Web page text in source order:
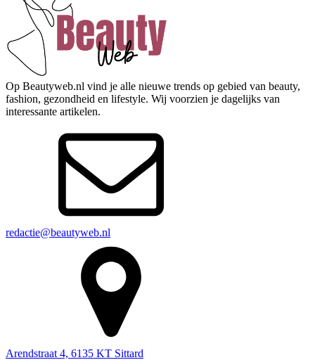
Op Beautyweb.nl vind je alle nieuwe trends op gebied van beauty,
fashion, gezondheid en lifestyle. Wij voorzien je dagelijks van
interessante artikelen.
redactie@beautyweb.nl
Arendstraat 4, 6135 KT Sittard